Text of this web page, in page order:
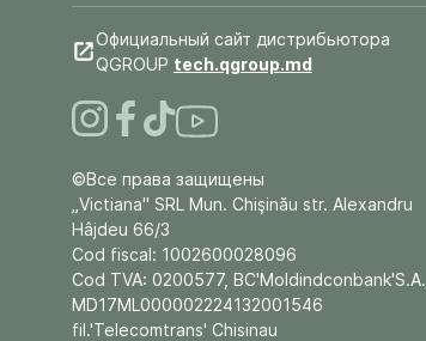
Официальный сайт дистрибьютора
QGROUP tech.qgroup.md
©Все права защищены
„Victiana" SRL Mun. Chişinău str. Alexandru
Hâjdeu 66/3
Cod fiscal: 1002600028096
Cod TVA: 0200577, BC'Moldindconbank'S.A.,
MD17ML000002224132001546
fil.'Telecomtrans' Chisinau